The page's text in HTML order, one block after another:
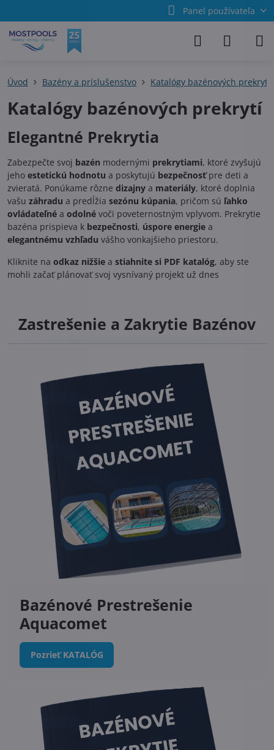
Panel používateľa
Úvod Bazény a príslušenstvo Katalógy bazénových
Katalógy bazénových prekrytí
Elegantné Prekrytia
Zabezpečte svoj bazén modernými prekrytiami, ktoré zvyšujú
jeho estetickú hodnotu a poskytujú bezpečnosťpre deti a
zvieratá. Ponúkame rôzne dizajny a materiály, ktoré doplnia
vašu záhradu a predĺžia sezónu kúpania, pričom sú ľahko
ovládateľné a odolné voči poveternostným vplyvom. Prekrytie
bazéna prispieva k bezpečnosti, úspore energie a
elegantnému vzhľadu vášho vonkajšieho priestoru.
Kliknite na odkaz nižšie a stiahnite si PDF katalóg, aby ste
mohli začať plánovať svoj vysnívaný projekt už dnes
Zastrešenie a Zakrytie Bazénov
Bazénové Prestrešenie
Aquacomet
Pozrieť KATALÓG